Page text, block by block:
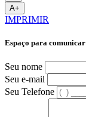
A+
IMPRIMIR
Espaço para
Seu nome
Seu e-mail
Seu Telefone